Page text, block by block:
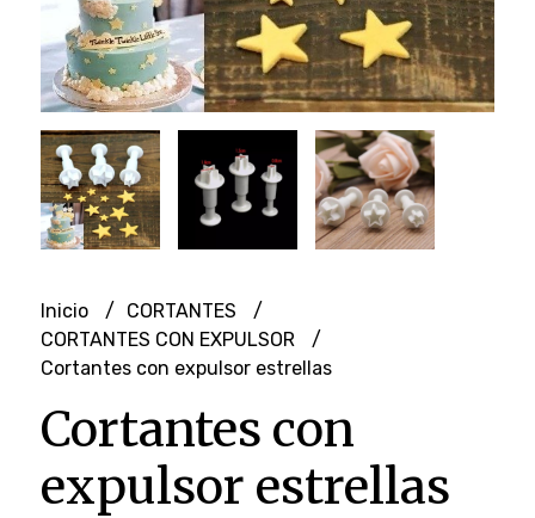
Inicio
CORTANTES
CORTANTES CON EXPULSOR
Cortantes con expulsor estrellas
Cortantes con
expulsor estrellas